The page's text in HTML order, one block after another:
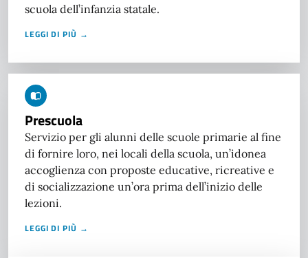
scuola dell’infanzia statale.
LEGGI DI PIÙ →
Prescuola
Servizio per gli alunni delle scuole primarie al fine
di fornire loro, nei locali della scuola, un’idonea
accoglienza con proposte educative, ricreative e
di socializzazione un’ora prima dell’inizio delle
lezioni.
LEGGI DI PIÙ →